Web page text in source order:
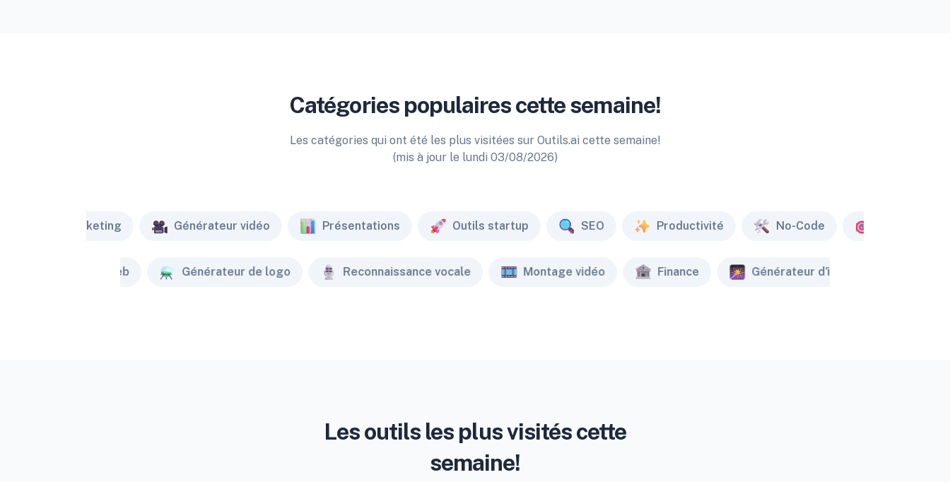
Catégories populaires cette semaine!
Les catégories qui ont été les plus visitées sur Outils.ai cette semaine!
(mis à jour le lundi 03/08/2026)
Marketing Générateur vidéo Présentations Outils startup SEO Productivité No-Code
Créateur de site web Générateur de logo Reconnaissance vocale Montage vidéo Finance Générateur d'image
Les outils les plus visités cette
semaine!